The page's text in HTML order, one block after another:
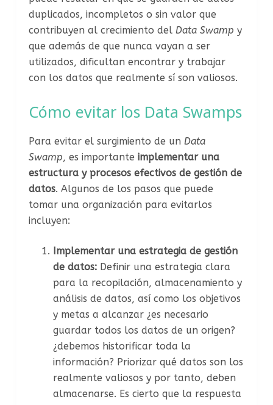
duplicados, incompletos o sin valor que
contribuyen al crecimiento del Data Swamp y
que además de que nunca vayan a ser
utilizados, dificultan encontrar y trabajar
con los datos que realmente sí son valiosos.
Cómo evitar los Data Swamps
Para evitar el surgimiento de un Data
Swamp, es importante implementar una
estructura y procesos efectivos de gestión de
datos. Algunos de los pasos que puede
tomar una organización para evitarlos
incluyen:
Implementar una estrategia de gestión
de datos:Definir una estrategia clara
para la recopilación, almacenamiento y
análisis de datos, así como los objetivos
y metas a alcanzar ¿es necesario
guardar todos los datos de un origen?
¿debemos historificar toda la
información? Priorizar qué datos son los
realmente valiosos y por tanto, deben
almacenarse. Es cierto que la respuesta